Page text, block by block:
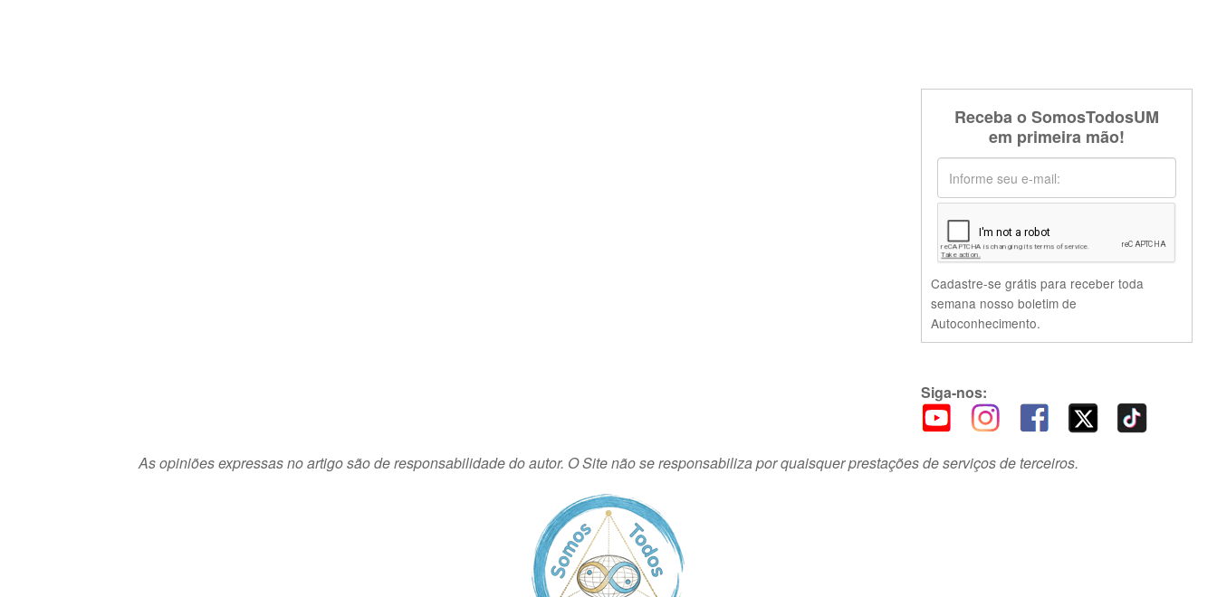
Receba o SomosTodosUM
em primeira mão!
Cadastre-se grátis para receber toda
semana nosso boletim de
Autoconhecimento.
Siga-nos:
As opiniões expressas no artigo são de responsabilidade do autor. O Site não se responsabiliza por quaisquer prestações de serviços de terceiros.